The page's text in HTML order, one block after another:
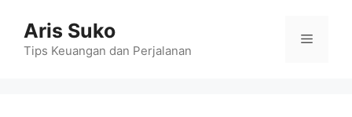
content
Aris Suko
Tips Keuangan dan Perjalanan
Menu